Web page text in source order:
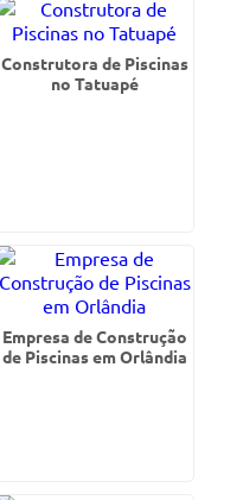
Construtora de Piscinas
no Tatuapé
Empresa de Construção
de Piscinas em Orlândia